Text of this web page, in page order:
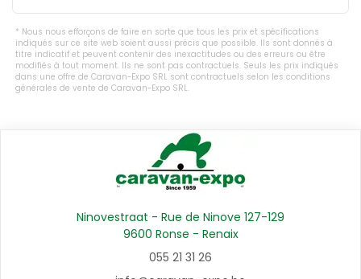
Nous nous efforçons de faire en sorte que tous les prix et spécifications
indiqués sur ce site web soient aussi précis que possible. Ils sont donnés à
titre indicatif et peuvent contenir des inexactitudes ou des erreurs ou être
modifiés à tout moment. Ils ne sont pas contractuels. Seuls les prix indiqués
dans une offre de Caravan-Expo SRL sont contractuels selon les conditions
générales de vente de Caravan-Expo SRL.
Ninovestraat - Rue de Ninove 127-129
9600 Ronse - Renaix
055 21 31 26